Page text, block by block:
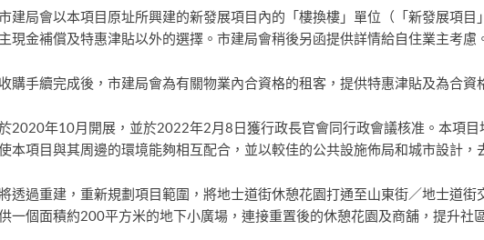
建局會以本項目原址所興建的新發展項目內的「樓換樓」單位（「新發展項
現金補償及特惠津貼以外的選擇。市建局會稍後另函提供詳情給自住業主考慮
購手續完成後，市建局會為有關物業內合資格的租客，提供特惠津貼及為合資
2020年10月開展，並於2022年2月8日獲行政長官會同行政會議核准。本項
本項目與其周邊的環境能夠相互配合，並以較佳的公共設施佈局和城市設計，
透過重建，重新規劃項目範圍，將地士道街休憩花園打通至山東街／地士道
一個面積約200平方米的地下小廣場，連接重置後的休憩花園及商舖，提升社